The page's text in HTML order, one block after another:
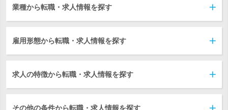
業種から転職・求人情報を探す
雇用形態から転職・求人情報を探す
求人の特徴から転職・求人情報を探す
その他の条件から転職・求人情報を探す